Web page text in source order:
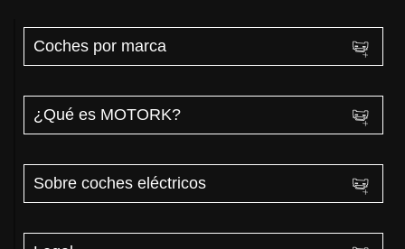
Coches por marca
¿Qué es MOTORK?
Sobre coches eléctricos